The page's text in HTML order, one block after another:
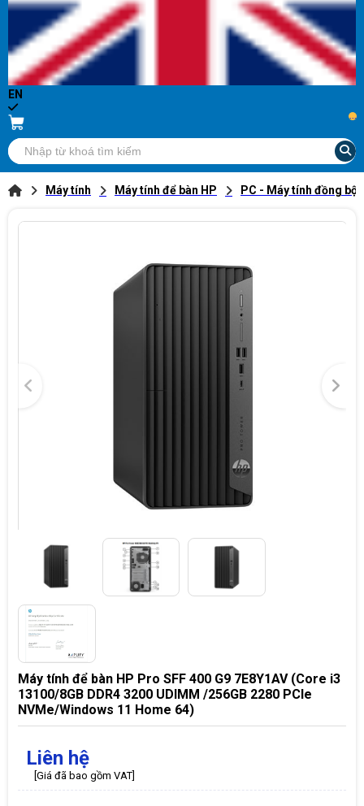
EN
...
Máy tính Máy tính để bàn HP PC - Máy tính đồng bộ
Máy tính để bàn HP Pro SFF 400 G9 7E8Y1AV (Core i3
13100/8GB DDR4 3200 UDIMM /256GB 2280 PCIe
NVMe/Windows 11 Home 64)
Liên hệ
[Giá đã bao gồm VAT]